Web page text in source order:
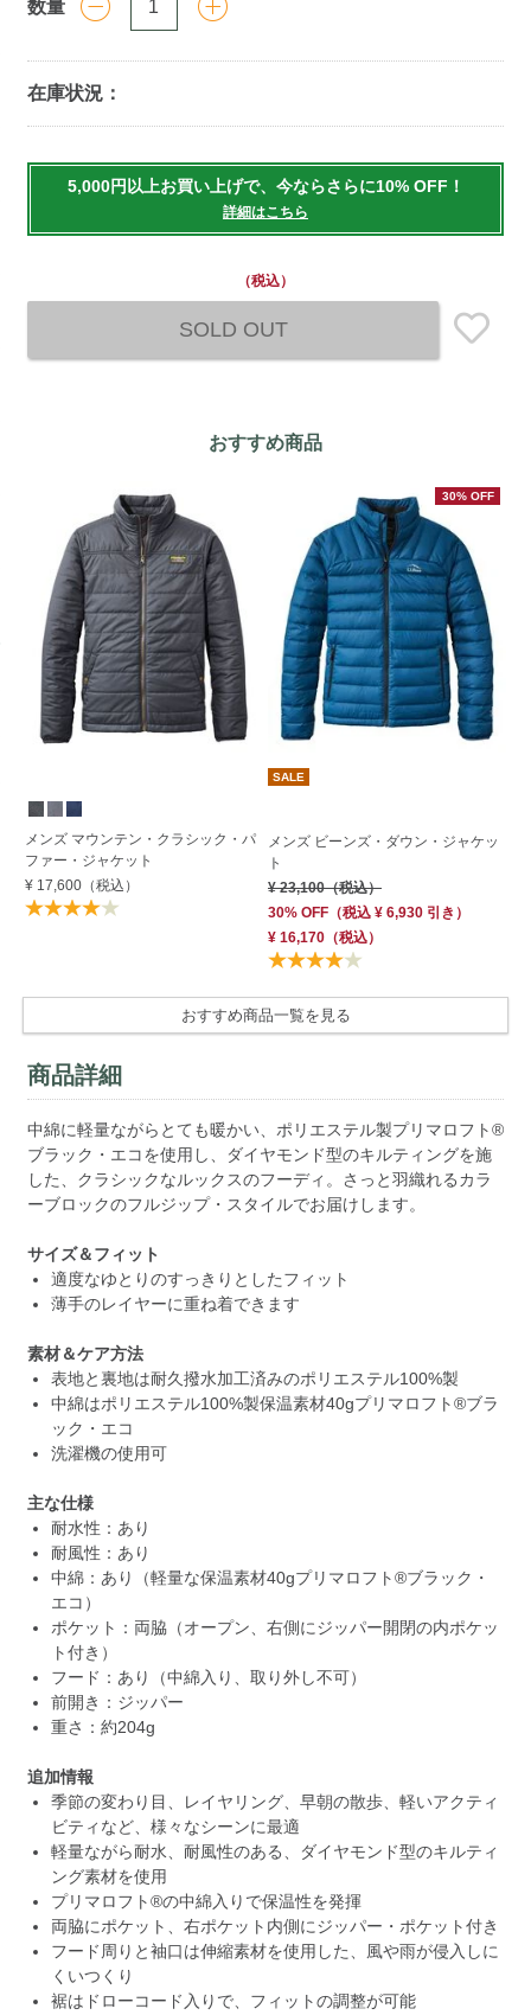
数量
在庫状況：
to
5,000円以上お買い上げで、今ならさらに10% OFF！
詳細はこちら
（税込）
SOLD OUT
おすすめ商品
メンズ マウンテン・クラシック・パ
ファー・ジャケット
¥ 17,600（税込）
30% OFF
SALE
メンズ ビーンズ・ダウン・ジャケッ
ト
¥ 23,100（税込）
30% OFF （税込 ¥ 6,930 引き）
¥ 16,170 （税込）
おすすめ商品一覧を見る
商品詳細
中綿に軽量ながらとても暖かい、ポリエステル製プリマロフト®
ブラック・エコを使用し、ダイヤモンド型のキルティングを施
した、クラシックなルックスのフーディ。さっと羽織れるカラ
ーブロックのフルジップ・スタイルでお届けします。
サイズ＆フィット
適度なゆとりのすっきりとしたフィット
薄手のレイヤーに重ね着できます
素材＆ケア方法
表地と裏地は耐久撥水加工済みのポリエステル100%製
中綿はポリエステル100%製保温素材40gプリマロフト®ブラ
ック・エコ
洗濯機の使用可
主な仕様
耐水性：あり
耐風性：あり
中綿：あり（軽量な保温素材40gプリマロフト®ブラック・
エコ）
ポケット：両脇（オープン、右側にジッパー開閉の内ポケッ
ト付き）
フード：あり（中綿入り、取り外し不可）
前開き：ジッパー
重さ：約204g
追加情報
季節の変わり目、レイヤリング、早朝の散歩、軽いアクティ
ビティなど、様々なシーンに最適
軽量ながら耐水、耐風性のある、ダイヤモンド型のキルティ
ング素材を使用
プリマロフト®の中綿入りで保温性を発揮
両脇にポケット、右ポケット内側にジッパー・ポケット付き
フード周りと袖口は伸縮素材を使用した、風や雨が侵入しに
くいつくり
裾はドローコード入りで、フィットの調整が可能